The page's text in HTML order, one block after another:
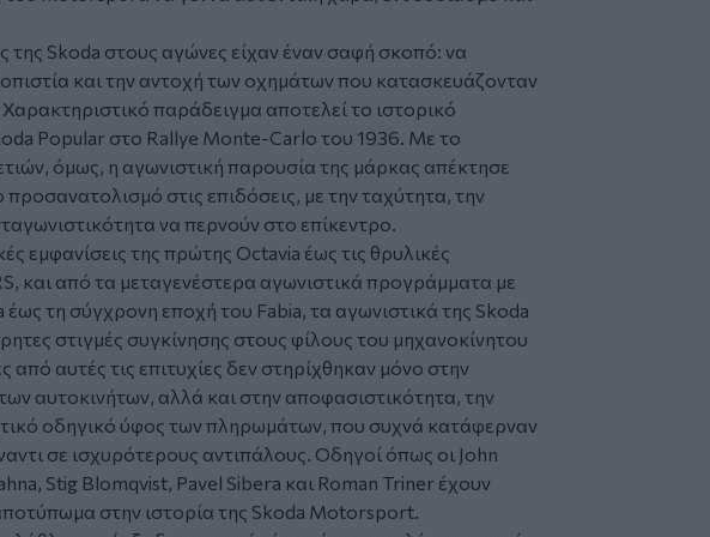
της Skoda στους αγώνες είχαν έναν σαφή σκοπό: να
και την αντοχή των οχημάτων που κατασκευάζονταν
παράδειγμα αποτελεί το ιστορικό
Popular στο Rallye Monte-Carlo του 1936. Με το
όμως, η αγωνιστική παρουσία της μάρκας απέκτησε
στις επιδόσεις, με την ταχύτητα, την
να περνούν στο επίκεντρο.
εμφανίσεις της πρώτης Octavia έως τις θρυλικές
και από τα μεταγενέστερα αγωνιστικά προγράμματα με
έως τη σύγχρονη εποχή του Fabia, τα αγωνιστικά της Skoda
στιγμές συγκίνησης στους φίλους του μηχανοκίνητου
από αυτές τις επιτυχίες δεν στηρίχθηκαν μόνο στην
αυτοκινήτων, αλλά και στην αποφασιστικότητα, την
οδηγικό ύφος των πληρωμάτων, που συχνά κατάφερναν
σε ισχυρότερους αντιπάλους. Οδηγοί όπως οι John
Stig Blomqvist, Pavel Sibera και Roman Triner έχουν
στην ιστορία της Skoda Motorsport.